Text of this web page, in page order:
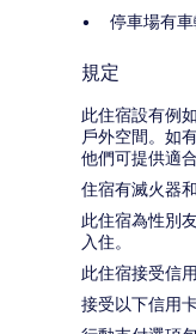
停車場有
規定
此住宿設有例
戶外空間。如
他們可提供適
住宿有滅火器
此住宿為性別
入住。
此住宿接受信
接受以下信用